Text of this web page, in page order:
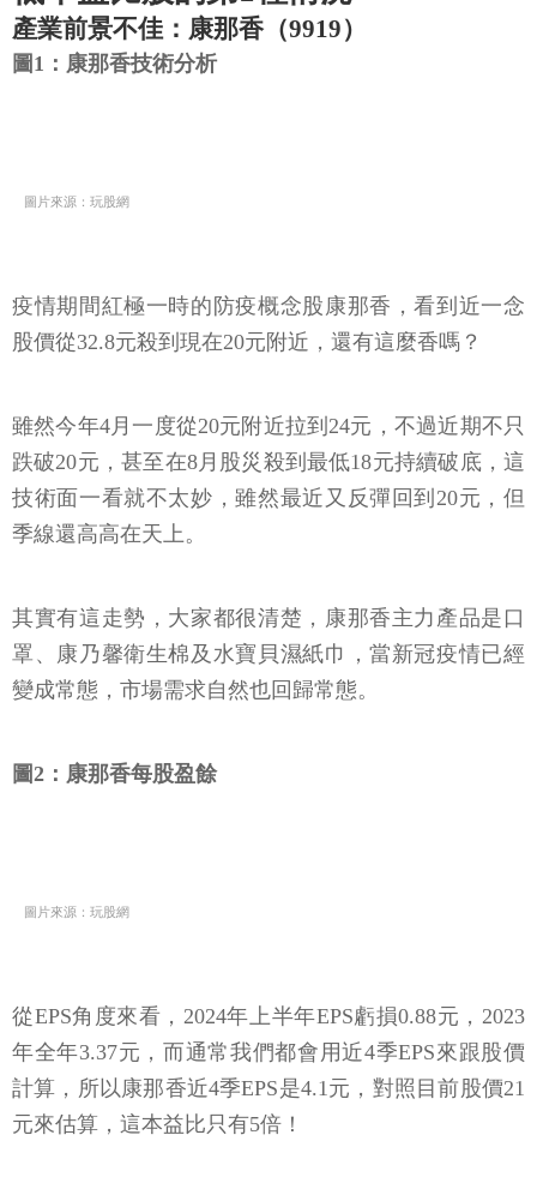
產業前景不佳：康那香（9919）
圖1：康那香技術分析
圖片來源：玩股網
疫情期間紅極一時的防疫概念股康那香，看到近一念
股價從32.8元殺到現在20元附近，還有這麼香嗎？
雖然今年4月一度從20元附近拉到24元，不過近期不只
跌破20元，甚至在8月股災殺到最低18元持續破底，這
技術面一看就不太妙，雖然最近又反彈回到20元，但
季線還高高在天上。
其實有這走勢，大家都很清楚，康那香主力產品是口
罩、康乃馨衛生棉及水寶貝濕紙巾，當新冠疫情已經
變成常態，市場需求自然也回歸常態。
圖2：康那香每股盈餘
圖片來源：玩股網
從EPS角度來看，2024年上半年EPS虧損0.88元，2023
年全年3.37元，而通常我們都會用近4季EPS來跟股價
計算，所以康那香近4季EPS是4.1元，對照目前股價21
元來估算，這本益比只有5倍！